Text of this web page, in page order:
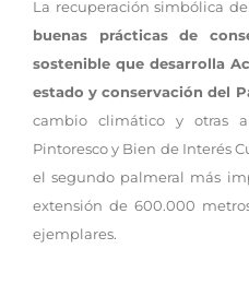
La recuperación simbólica
buenas prácticas de
sostenible que desarrolla
estado y conservación del
cambio climático y otras
Pintoresco y Bien de Interés
el segundo palmeral más
extensión de 600.000
ejemplares.